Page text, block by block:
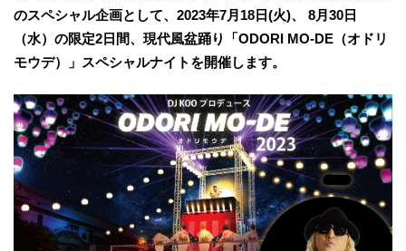
のスペシャル企画として、2023年7月18日(火)、 8月30日
（水）の限定2日間、現代風盆踊り「ODORI MO-DE（オドリ
モウデ）」スペシャルナイトを開催します。